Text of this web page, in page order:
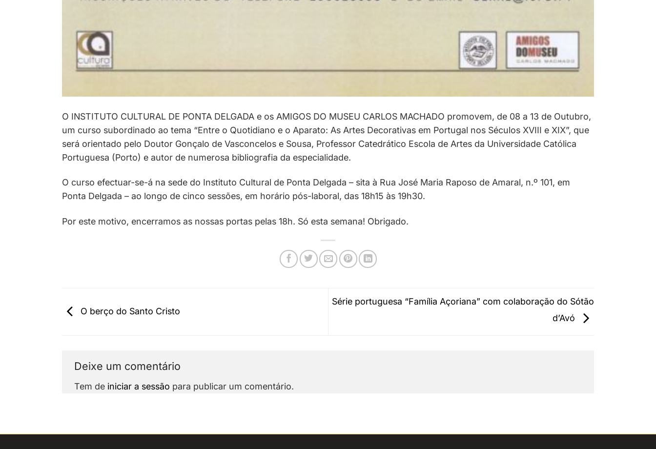
O INSTITUTO CULTURAL DE PONTA DELGADA e os AMIGOS DO MUSEU CARLOS MACHADO promovem, de 08 a 13 de Outubro,
um curso subordinado ao tema “Entre o Quotidiano e o Aparato: As Artes Decorativas em Portugal nos Séculos XVIII e XIX”, que
será orientado pelo Doutor Gonçalo de Vasconcelos e Sousa, Professor Catedrático Escola de Artes da Universidade Católica
Portuguesa (Porto) e autor de numerosa bibliografia da especialidade.
O curso efectuar-se-á na sede do Instituto Cultural de Ponta Delgada – sita à Rua José Maria Raposo de Amaral, n.º 101, em
Ponta Delgada – ao longo de cinco sessões, em horário pós-laboral, das 18h15 às 19h30.
Por este motivo, encerramos as nossas portas pelas 18h. Só esta semana! Obrigado.
O berço do Santo Cristo
Série portuguesa “Famí­lia Açoriana” com colaboração do Sótão
d’Avó
Deixe um comentário
Tem de iniciar a sessão para publicar um comentário.